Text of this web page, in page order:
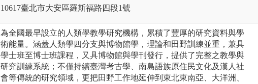
10617臺北市大安區羅斯福路四段1號
為全國最早設立的人類學教學研究機構，累積了豐厚的研究資料與學
術能量。涵蓋人類學四分支與博物館學，理論和田野訓練並重，兼具
學士班至博士班課程，又具博物館與學刊發行，提供了完整之教學與
研究訓練系統；不僅持續臺灣考古學、南島語族原住民文化及漢人社
會等傳統的研究領域，更把田野工作地延伸到東北東南亞、大洋洲、